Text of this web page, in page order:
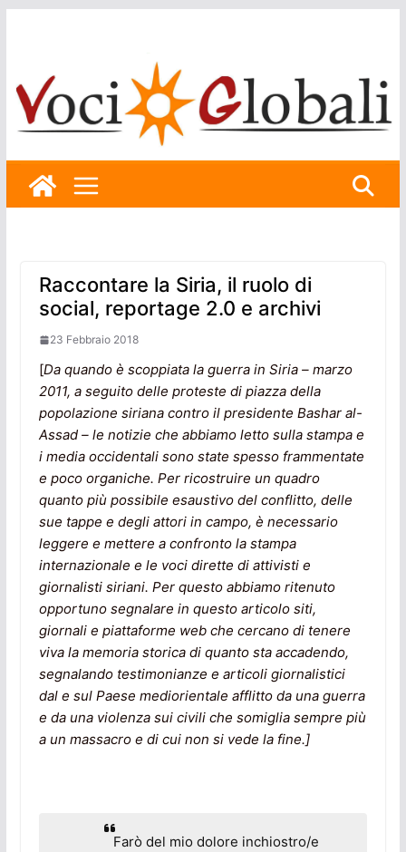
Raccontare la Siria, il ruolo di
social, reportage 2.0 e archivi
23 Febbraio 2018
[Da quando è scoppiata la guerra in Siria – marzo
2011, a seguito delle proteste di piazza della
popolazione siriana contro il presidente Bashar al-
Assad – le notizie che abbiamo letto sulla stampa e
i media occidentali sono state spesso frammentate
e poco organiche. Per ricostruire un quadro
quanto più possibile esaustivo del conflitto, delle
sue tappe e degli attori in campo, è necessario
leggere e mettere a confronto la stampa
internazionale e le voci dirette di attivisti e
giornalisti siriani. Per questo abbiamo ritenuto
opportuno segnalare in questo articolo siti,
giornali e piattaforme web che cercano di tenere
viva la memoria storica di quanto sta accadendo,
segnalando testimonianze e articoli giornalistici
dal e sul Paese mediorientale afflitto da una guerra
e da una violenza sui civili che somiglia sempre più
a un massacro e di cui non si vede la fine.]
Farò del mio dolore inchiostro/e